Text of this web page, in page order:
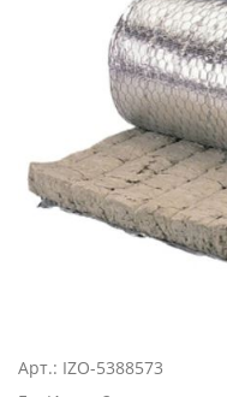
Арт.: IZO-5388573